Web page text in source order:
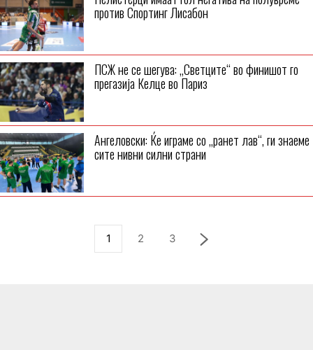
против Спортинг Лисабон
ПСЖ не се шегува: „Светците“ во финишот го
прегазија Келце во Париз
Ангеловски: Ќе играме со „ранет лав“, ги знаеме
сите нивни силни страни
1 2 3